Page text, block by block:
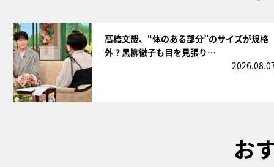
高橋文哉、“体のある部分”のサイズが規格
外？黒柳徹子も目を見張り…
お